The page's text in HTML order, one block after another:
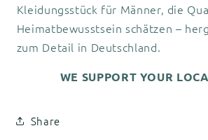
Kleidungsstück für Männer, die
Heimatbewusstsein schätzen –
zum Detail in Deutschland.
WE SUPPORT YOUR
Share